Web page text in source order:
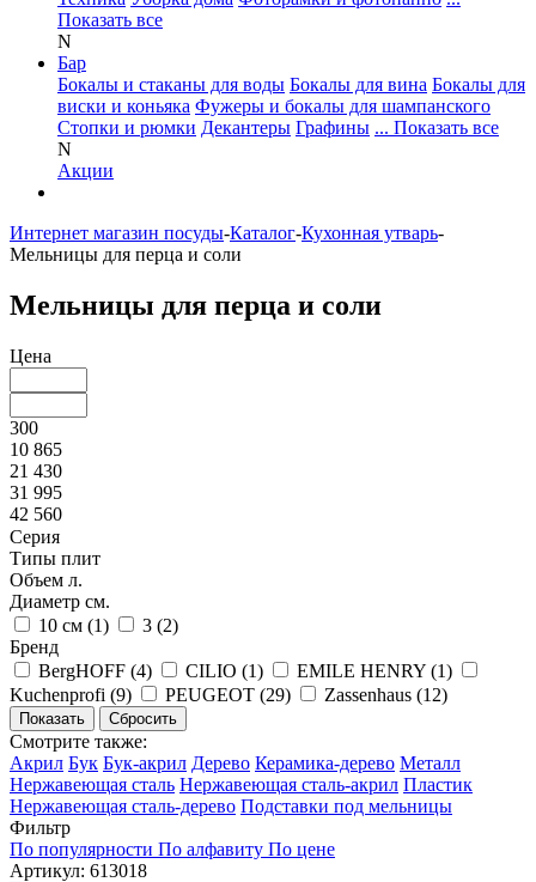
Показать все
N
Бар
Бокалы и стаканы для воды Бокалы для вина Бокалы для
виски и коньяка Фужеры и бокалы для шампанского
Стопки и рюмки Декантеры Графины ... Показать все
N
Акции
Интернет магазин посуды-Каталог-Кухонная утварь-
Мельницы для перца и соли
Мельницы для перца и соли
Цена
300
10 865
21 430
31 995
42 560
Серия
Типы плит
Объем л.
Диаметр см.
10 см (1) 3 (2)
Бренд
BergHOFF (4) CILIO (1) EMILE HENRY (1)
Kuchenprofi (9) PEUGEOT (29) Zassenhaus (12)
Смотрите также:
Акрил Бук Бук-акрил Дерево Керамика-дерево Металл
Нержавеющая сталь Нержавеющая сталь-акрил Пластик
Нержавеющая сталь-дерево Подставки под мельницы
Фильтр
По популярности По алфавиту По цене
Артикул: 613018